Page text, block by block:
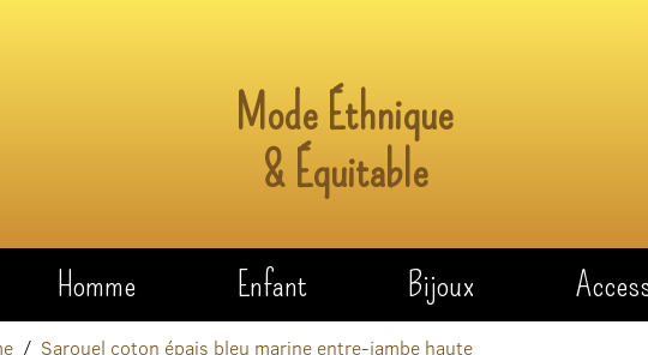
Mode Éthnique
& Équitable
Homme Enfant Bijoux
Sarouel coton épais bleu marine entre-jambe haute